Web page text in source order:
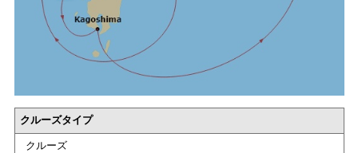
クルーズタイプ
クルーズ